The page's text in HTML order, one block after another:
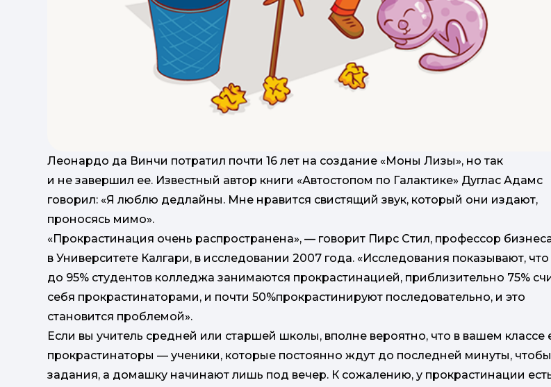
Леонардо да Винчи потратил почти 16 лет на создание «Моны Лизы», но так
и не завершил ее. Известный автор книги «Автостопом по Галактике» Дуглас Адамс
говорил: «Я люблю дедлайны. Мне нравится свистящий звук, который они издают,
проносясь мимо».
«Прокрастинация очень распространена», — говорит Пирс Стил, профессор
в Университете Калгари, в исследовании 2007 года. «Исследования показывают, что
до 95% студентов колледжа занимаются прокрастинацией, приблизительно 75%
себя прокрастинаторами, и почти 50%прокрастинируют последовательно, и это
становится проблемой».
Если вы учитель средней или старшей школы, вполне вероятно, что в вашем классе
прокрастинаторы — ученики, которые постоянно ждут до последней минуты,
задания, а домашку начинают лишь под вечер. К сожалению, у прокрастинации